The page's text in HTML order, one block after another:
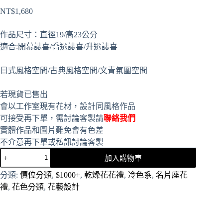
NT$1,680
作品尺寸：直徑19/高23公分
適合:開幕誌喜/喬遷誌喜/升遷誌喜
日式風格空間/古典風格空間/文青氛圍空間
若現貨已售出
會以工作室現有花材，設計同風格作品
可接受再下單，需討論客製請聯絡我們
實體作品和圖片難免會有色差
不介意再下單或私訊討論客製
加入購物車
A
l
t
分類: 價位分類, $1000+, 乾燥花花禮, 冷色系, 名片座花
禮, 花色分類, 花藝設計